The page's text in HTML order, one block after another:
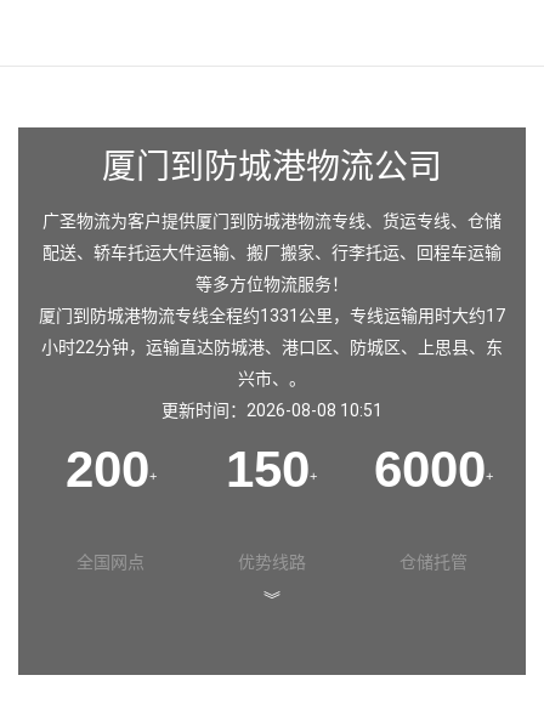
厦门到防城港物流公司
广圣物流为客户提供厦门到防城港物流专线、货运专线、仓储
配送、轿车托运大件运输、搬厂搬家、行李托运、回程车运输
等多方位物流服务！
厦门到防城港物流专线全程约1331公里，专线运输用时大约17
小时22分钟，运输直达防城港、 港口区、 防城区、 上思县、 东
兴市、。
更新时间：2026-08-08 10:51
200+
全国网点
150+
优势线路
6000+
仓储托管
︾